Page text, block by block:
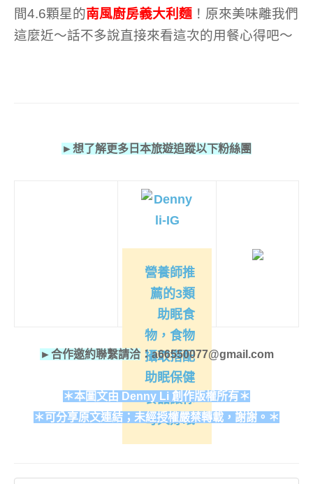
間4.6顆星的南風廚房義大利麵 ！原來美味離我們
這麼近～話不多說直接來看這次的用餐心得吧～
►想了解更多日本旅遊追蹤以下粉絲團
營養師推
薦的3類
助眠食
物，食物
攝取搭配
助眠保健
食品讓你
每天好眠
►合作邀約聯繫請洽：a66550077@gmail.com
＊本圖文由 Denny Li 創作版權所有＊
＊可分享原文連結；未經授權嚴禁轉載，謝謝。＊